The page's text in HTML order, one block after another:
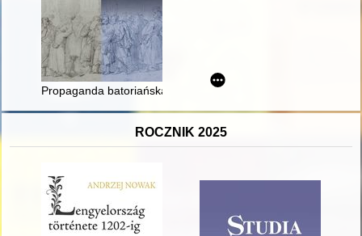
Propaganda batoriańska wobec wojny Rzeczypospolitej z
ROCZNIK 2025